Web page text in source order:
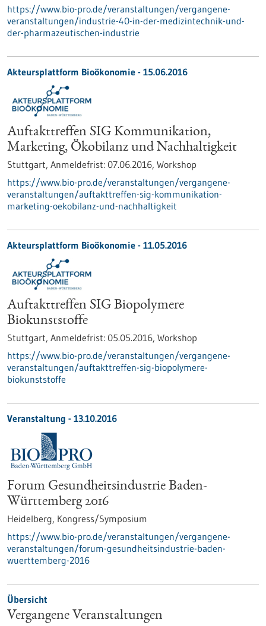
https://www.bio-pro.de/veranstaltungen/vergangene-
veranstaltungen/industrie-40-in-der-medizintechnik-und-
der-pharmazeutischen-industrie
Akteursplattform Bioökonomie - 15.06.2016
Auftakttreffen SIG Kommunikation,
Marketing, Ökobilanz und Nachhaltigkeit
Stuttgart, Anmeldefrist: 07.06.2016, Workshop
https://www.bio-pro.de/veranstaltungen/vergangene-
veranstaltungen/auftakttreffen-sig-kommunikation-
marketing-oekobilanz-und-nachhaltigkeit
Akteursplattform Bioökonomie - 11.05.2016
Auftakttreffen SIG Biopolymere
Biokunststoffe
Stuttgart, Anmeldefrist: 05.05.2016, Workshop
https://www.bio-pro.de/veranstaltungen/vergangene-
veranstaltungen/auftakttreffen-sig-biopolymere-
biokunststoffe
Veranstaltung - 13.10.2016
Forum Gesundheitsindustrie Baden-
Württemberg 2016
Heidelberg, Kongress/Symposium
https://www.bio-pro.de/veranstaltungen/vergangene-
veranstaltungen/forum-gesundheitsindustrie-baden-
wuerttemberg-2016
Übersicht
Vergangene Veranstaltungen